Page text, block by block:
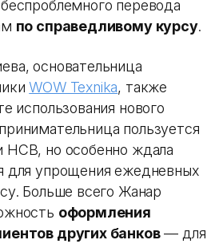
перевода
по справедливому курсу.
основательница
WOW Texnika, также
использования нового
пользуется
но особенно ждала
для упрощения ежедневных
Больше всего Жанар
оформления
других банков— для